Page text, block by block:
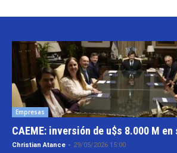
Empresas
CAEME: inversión de u$s 8.000 M en
Christian Atance - 29/05/2026 15:00